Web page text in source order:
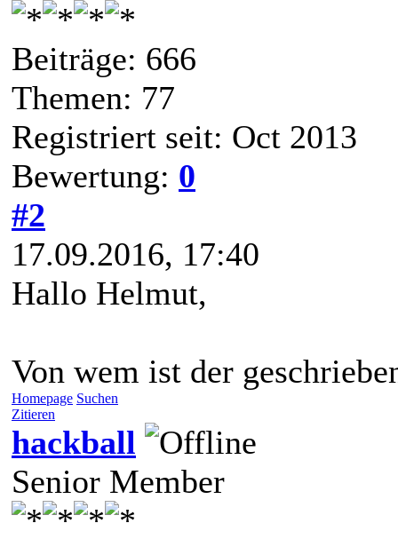
Beiträge: 666
Themen: 77
Registriert seit: Oct 2013
Bewertung: 0
#2
17.09.2016, 17:40
Hallo Helmut,
Von wem ist der
Homepage Suchen
Zitieren
hackball
Senior Member